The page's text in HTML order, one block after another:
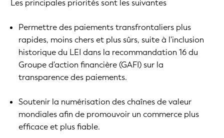
Les principales priorités sont les suivantes
Permettre des paiements transfrontaliers plus
rapides, moins chers et plus sûrs, suite à l'inclusion
historique du LEI dans la recommandation 16 du
Groupe d'action financière (GAFI) sur la
transparence des paiements.
Soutenir la numérisation des chaînes de valeur
mondiales afin de promouvoir un commerce plus
efficace et plus fiable.